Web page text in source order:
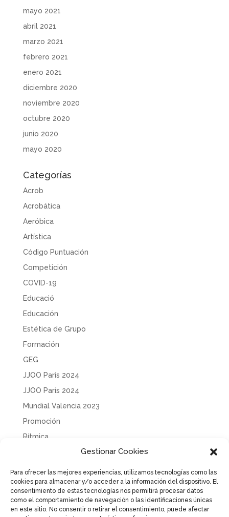
Gestionar Cookies
Para ofrecer las mejores experiencias, utilizamos tecnologías como las
cookies para almacenar y/o acceder a la información del dispositivo. El
consentimiento de estas tecnologías nos permitirá procesar datos
como el comportamiento de navegación o las identificaciones únicas
en este sitio. No consentir o retirar el consentimiento, puede afectar
mayo 2021
abril 2021
marzo 2021
febrero 2021
enero 2021
diciembre 2020
noviembre 2020
octubre 2020
junio 2020
mayo 2020
Categorías
Acrob
Acrobática
Aeróbica
Artística
Código Puntuación
Competición
COVID-19
Educació
Educación
Estética de Grupo
Formación
GEG
JJOO París 2024
JJOO París 2024
Mundial Valencia 2023
Promoción
Rítmica
Tecnificación
Uncategorized